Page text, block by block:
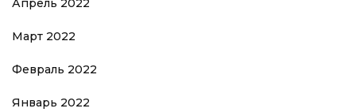
Апрель 2022
Март 2022
Февраль 2022
Январь 2022